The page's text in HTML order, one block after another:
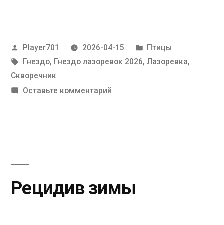
Написано
автором
Player701 2026-04-15
Написано
в
Птицы
Метки:
Гнездо, Гнездо лазоревок 2026, Лазоревка,
Скворечник
Оставьте комментарийк
Рецидив зимы